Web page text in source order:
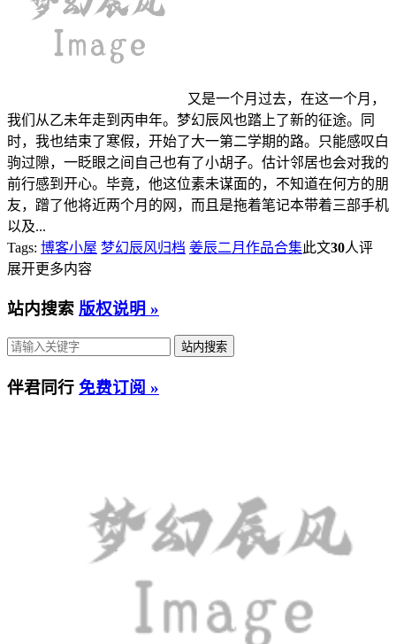
又是一个月过去，在这一个月，
我们从乙未年走到丙申年。梦幻辰风也踏上了新的征途。同
时，我也结束了寒假，开始了大一第二学期的路。只能感叹白
驹过隙，一眨眼之间自己也有了小胡子。估计邻居也会对我的
前行感到开心。毕竟，他这位素未谋面的，不知道在何方的朋
友，蹭了他将近两个月的网，而且是拖着笔记本带着三部手机
以及...
Tags: 博客小屋 梦幻辰风归档 姜辰二月作品合集此文30人评
展开更多内容
站内搜索 版权说明 »
伴君同行 免费订阅 »